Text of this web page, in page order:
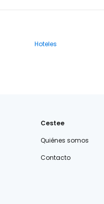
Hoteles
Cestee
Quiénes somos
Contacto